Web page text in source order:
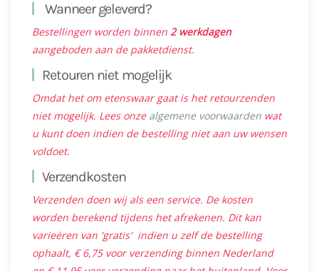
Wanneer geleverd?
Bestellingen worden binnen 2 werkdagen
aangeboden aan de pakketdienst.
Retouren niet mogelijk
Omdat het om etenswaar gaat is het retourzenden
niet mogelijk. Lees onze algemene voorwaarden wat
u kunt doen indien de bestelling niet aan uw wensen
voldoet.
Verzendkosten
Verzenden doen wij als een service. De kosten
worden berekend tijdens het afrekenen. Dit kan
varieëren van 'gratis' indien u zelf de bestelling
ophaalt, € 6,75 voor verzending binnen Nederland